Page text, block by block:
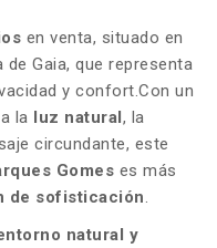
en venta, situado en
Gaia, que representa
y confort.Con un
la
luz natural , la
circundante, este
Gomes es más
de sofisticación.
natural y